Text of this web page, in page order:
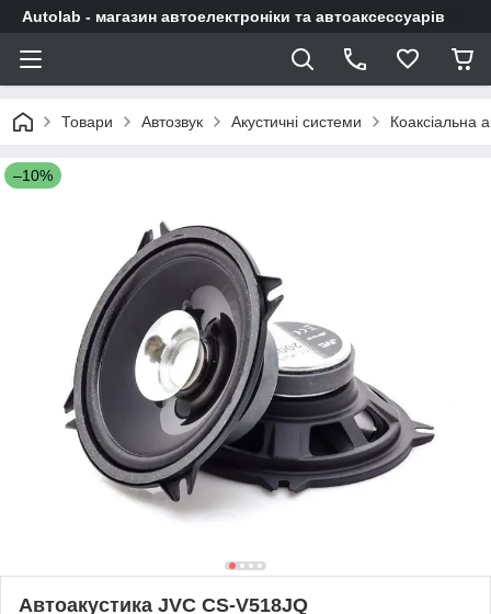
Autolab - магазин автоелектроніки та автоаксессуарів
Товари Автозвук Акустичні системи Коаксіальна
–10%
Автоакустика JVC CS-V518JQ